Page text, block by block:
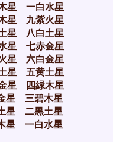
一白水星
九紫火星
八白土星
七赤金星
六白金星
五黄土星
四緑木星
星 三碧木星
星 二黒土星
星 一白水星